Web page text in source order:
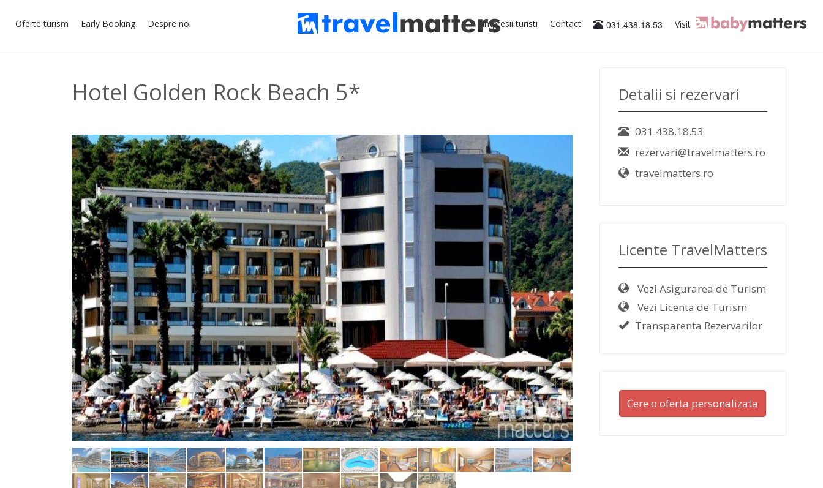
Oferte turism Early Booking Despre noi Impresii turisti Contact 031.438.18.53 Visit
Hotel Golden Rock Beach 5* Detalii si rezervari
031.438.18.53
rezervari@travelmatters.ro
travelmatters.ro
Licente TravelMatters
Vezi Asigurarea de Turism
Vezi Licenta de Turism
Transparenta Rezervarilor
Cere o oferta personalizata